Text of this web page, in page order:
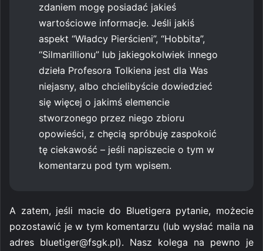
zdaniem mogę posiadać jakieś
wartościowe informacje. Jeśli jakiś
aspekt “Władcy Pierścieni”, “Hobbita”,
“Silmarillionu” lub jakiegokolwiek innego
dzieła Profesora Tolkiena jest dla Was
niejasny, albo chcielibyście dowiedzieć
się więcej o jakimś elemencie
stworzonego przez niego zbioru
opowieści, z chęcią spróbuję zaspokoić
tę ciekawość – jeśli napiszecie o tym w
komentarzu pod tym wpisem.
A zatem, jeśli macie do Bluetigera pytanie, możecie
pozostawić je w tym komentarzu (lub wysłać maila na
adres bluetiger@fsgk.pl). Nasz kolega na pewno je